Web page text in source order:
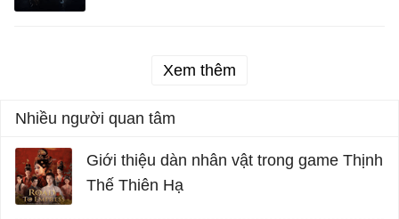
Xem thêm
Nhiều người quan tâm
Giới thiệu dàn nhân vật trong game Thịnh
Thế Thiên Hạ